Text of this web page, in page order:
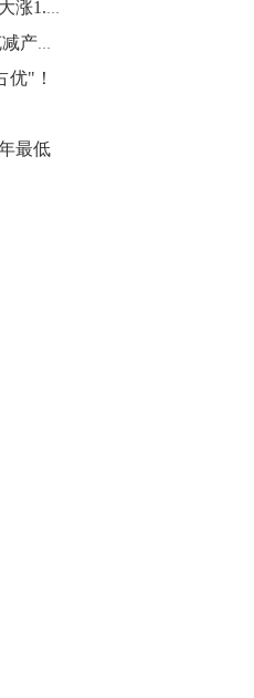
。
原
期海指南针：期市震荡运行，棉花大涨1.69%突出重围
美国原油产量接近纪录高位 欧佩克减产效果大打折扣
优"！
最低